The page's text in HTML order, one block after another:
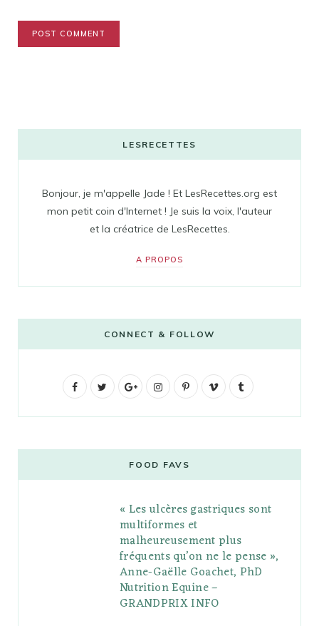
LESRECETTES
Bonjour, je m'appelle Jade ! Et LesRecettes.org est
mon petit coin d'Internet ! Je suis la voix, l'auteur
et la créatrice de LesRecettes.
A PROPOS
CONNECT & FOLLOW
F
b
t
G
g
l
e
P
l
s
I
t
a
g
r
a
m
P
e
r
e
s
V
o
l
r
FOOD FAVS
« Les ulcères gastriques sont
multiformes et
malheureusement plus
fréquents qu’on ne le pense »,
Anne-Gaëlle Goachet, PhD
Nutrition Equine –
GRANDPRIX INFO